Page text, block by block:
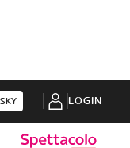
LOGIN